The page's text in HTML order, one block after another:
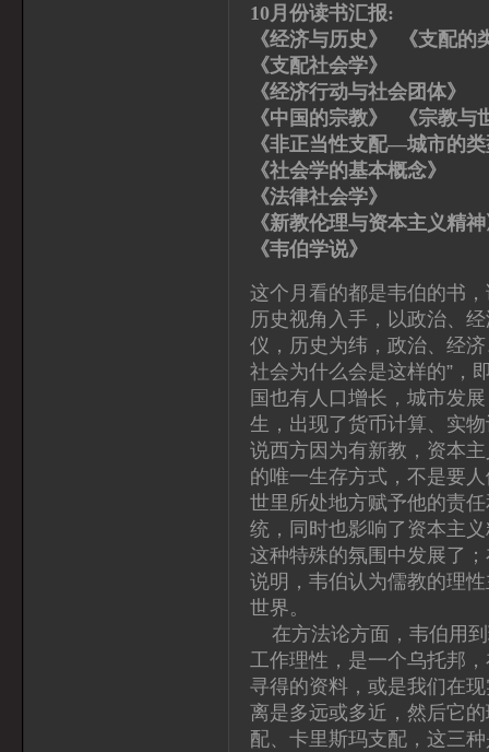
10月份读书汇报:
《经济与历史》 《支配
《支配社会学》
《经济行动与社会团
《中国的宗教》 《宗教
《非正当性支配—城市
《社会学的基本概
《法律社会学》
《新教伦理与资本主
《韦伯学说》 顾
这个月看的都是韦伯的书
历史视角入手，以政治、
仪，历史为纬，政治、经
社会为什么会是这样的”，
国也有人口增长，城市发
生，出现了货币计算、实
说西方因为有新教，资本
的唯一生存方式，不是要
世里所处地方赋予他的责
统，同时也影响了资本主
这种特殊的氛围中发展了
说明，韦伯认为儒教的理
世界。
在方法论方面，韦伯用到
工作理性，是一个乌托邦
寻得的资料，或是我们在
离是多远或多近，然后它
配、卡里斯玛支配，这三